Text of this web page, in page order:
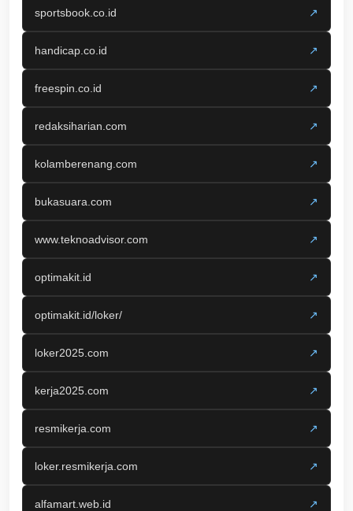
sportsbook.co.id ↗
handicap.co.id ↗
freespin.co.id ↗
redaksiharian.com ↗
kolamberenang.com ↗
bukasuara.com ↗
www.teknoadvisor.com ↗
optimakit.id ↗
optimakit.id/loker/ ↗
loker2025.com ↗
kerja2025.com ↗
resmikerja.com ↗
loker.resmikerja.com ↗
alfamart.web.id ↗